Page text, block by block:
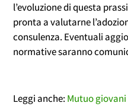
l’evoluzione di questa
pronta a valutarne
consulenza. Eventuali
normative saranno
Leggi anche:Mutuo giovani